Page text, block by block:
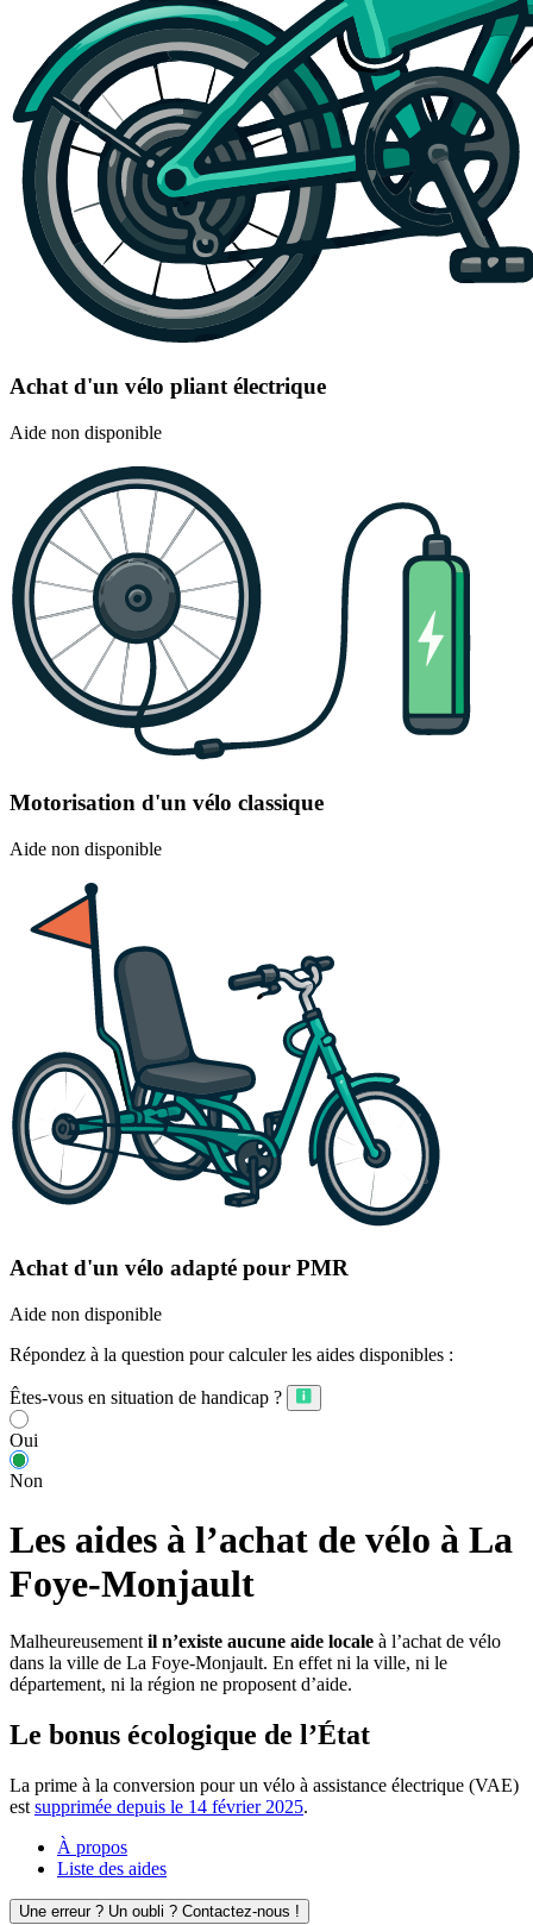
Achat d'un vélo pliant électrique
Aide non disponible
Motorisation d'un vélo classique
Aide non disponible
Achat d'un vélo adapté pour PMR
Aide non disponible
Répondez à la question pour calculer les aides disponibles :
Êtes-vous en situation de handicap ?
Oui
Non
Les aides à l’achat de vélo à La
Foye-Monjault
Malheureusement il n’existe aucune aide locale à l’achat de vélo
dans la ville de La Foye-Monjault. En effet ni la ville, ni le
département, ni la région ne proposent d’aide.
Le bonus écologique de l’État
La prime à la conversion pour un vélo à assistance électrique (VAE)
est supprimée depuis le 14 février 2025.
À propos
Liste des aides
Une erreur ? Un oubli ? Contactez-nous !